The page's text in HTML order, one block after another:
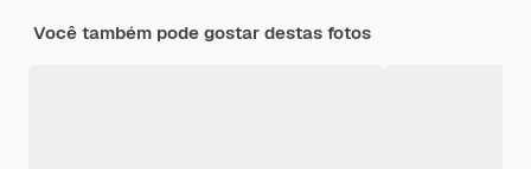
Você também pode gostar destas fotos